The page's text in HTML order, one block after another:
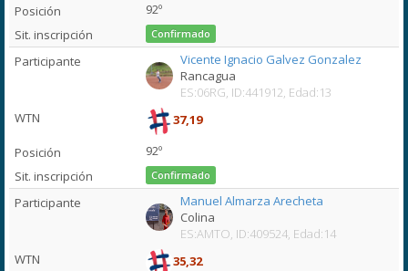
92º
Confirmado
Vicente Ignacio Galvez Gonzalez
Rancagua
ES:06RG, ID:441912, Edad:13
37,19
92º
Confirmado
Manuel Almarza Arecheta
Colina
ES:AMTO, ID:409524, Edad:14
35,32